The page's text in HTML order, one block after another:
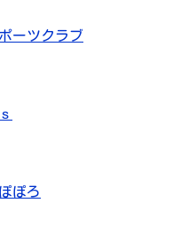
ーツクラブ
ぽろ